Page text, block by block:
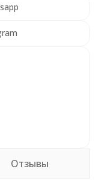
Отзывы